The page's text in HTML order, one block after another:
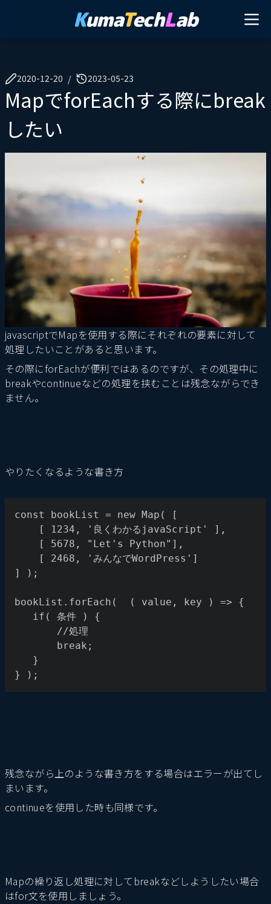
KumaTechLab
2020-12-20 / 2023-05-23
MapでforEachする際にbreak
したい
javascriptでMapを使用する際にそれぞれの要素に対して
処理したいことがあると思います。
その際にforEachが便利ではあるのですが、その処理中に
breakやcontinueなどの処理を挟むことは残念ながらでき
ません。
やりたくなるような書き方
const bookList = new Map( [
    [ 1234, '良くわかるjavaScript' ],
    [ 5678, "Let's Python"],
    [ 2468, 'みんなでWordPress']
] );
bookList.forEach(  ( value, key ) => {
   if( 条件 ) {
       //処理
       break;
   }
} );
残念ながら上のような書き方をする場合はエラーが出てし
まいます。
continueを使用した時も同様です。
Mapの繰り返し処理に対してbreakなどしようしたい場合
はfor文を使用しましょう。